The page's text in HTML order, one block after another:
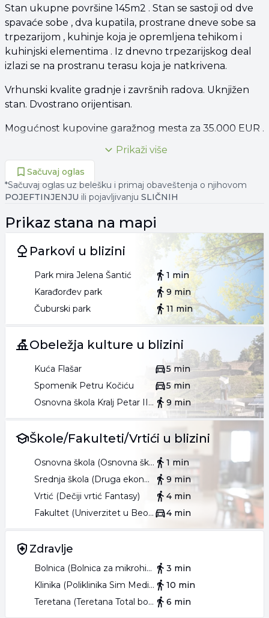
Stan ukupne površine 145m2 . Stan se sastoji od dve
spavaće sobe , dva kupatila, prostrane dneve sobe sa
trpezarijom , kuhinje koja je opremljena tehikom i
kuhinjski elementima . Iz dnevno trpezarijskog deal
izlazi se na prostranu terasu koja je natkrivena.
Vrhunski kvalite gradnje i završnih radova. Uknjižen
stan. Dvostrano orijentisan.
Mogućnost kupovine garažnog mesta za 35.000 EUR .
U zgradu se ulazi iz ulice Đorđa Vajferta i spustate se
niz stepenice ka niskom prizemlju ali stan gleda na
ulicu Južni bulevar i u nivo je prizemlja ( zbog kosine
zemljišta ).
063 26**** PRIKAŽI 063 26**** PRIKAŽI
Prikaži više
Sačuvaj oglas
*Sačuvaj oglas uz belešku i primaj obaveštenja o njihovom
POJEFTINJENJU ili pojavljivanju SLIČNIH
Prikaz stana na mapi
Parkovi u blizini
Park mira Jelena Šantić
1 min
Karađorđev park
9 min
Čuburski park
11 min
Obeležja kulture u blizini
Kuća Flašar
5 min
Spomenik Petru Kočiću
5 min
Osnovna škola Kralj Petar II Karađorđević
9 min
Škole/Fakulteti/Vrtići u blizini
Osnovna škola (Osnovna škola Svetozar Marković)
1 min
Srednja škola (Druga ekonomska škola)
9 min
Vrtić (Dečiji vrtić Fantasy)
4 min
Fakultet (Univerzitet u Beogradu Fakultet bezbednosti)
4 min
Zdravlje
Bolnica (Bolnica za mikrohirurgiju oka Zenit)
3 min
Klinika (Poliklinika Sim Medical Team)
10 min
Teretana (Teretana Total body fit)
6 min